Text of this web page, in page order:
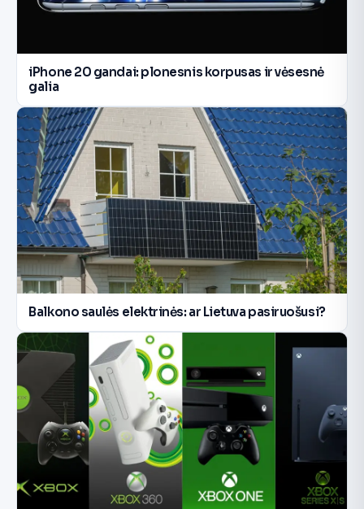
iPhone 20 gandai: plonesnis korpusas ir vėsesnė
galia
Balkono saulės elektrinės: ar Lietuva pasiruošusi?